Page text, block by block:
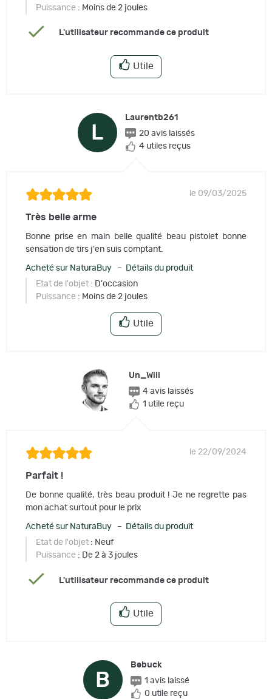
Puissance : Moins de 2 joules
L'utilisateur recommande ce produit
Utile
L
Laurentb261
20 avis laissés
4 utiles reçus
le 09/03/2025
Très belle arme
Bonne prise en main belle qualité beau pistolet bonne
sensation de tirs j'en suis comptant.
Acheté sur NaturaBuy – Détails du produit
Etat de l'objet : D'occasion
Puissance : Moins de 2 joules
Utile
Un_Will
4 avis laissés
1 utile reçu
le 22/09/2024
Parfait !
De bonne qualité, très beau produit ! Je ne regrette pas
mon achat surtout pour le prix
Acheté sur NaturaBuy – Détails du produit
Etat de l'objet : Neuf
Puissance : De 2 à 3 joules
L'utilisateur recommande ce produit
Utile
B
Bebuck
1 avis laissé
0 utile reçu